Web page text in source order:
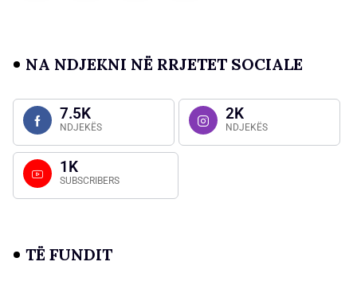
NA NDJEKNI NË RRJETET SOCIALE
7.5K
NDJEKËS
2K
NDJEKËS
1K
SUBSCRIBERS
TË FUNDIT